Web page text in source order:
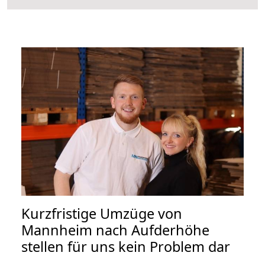
Kurzfristige Umzüge von
Mannheim nach Aufderhöhe
stellen für uns kein Problem dar